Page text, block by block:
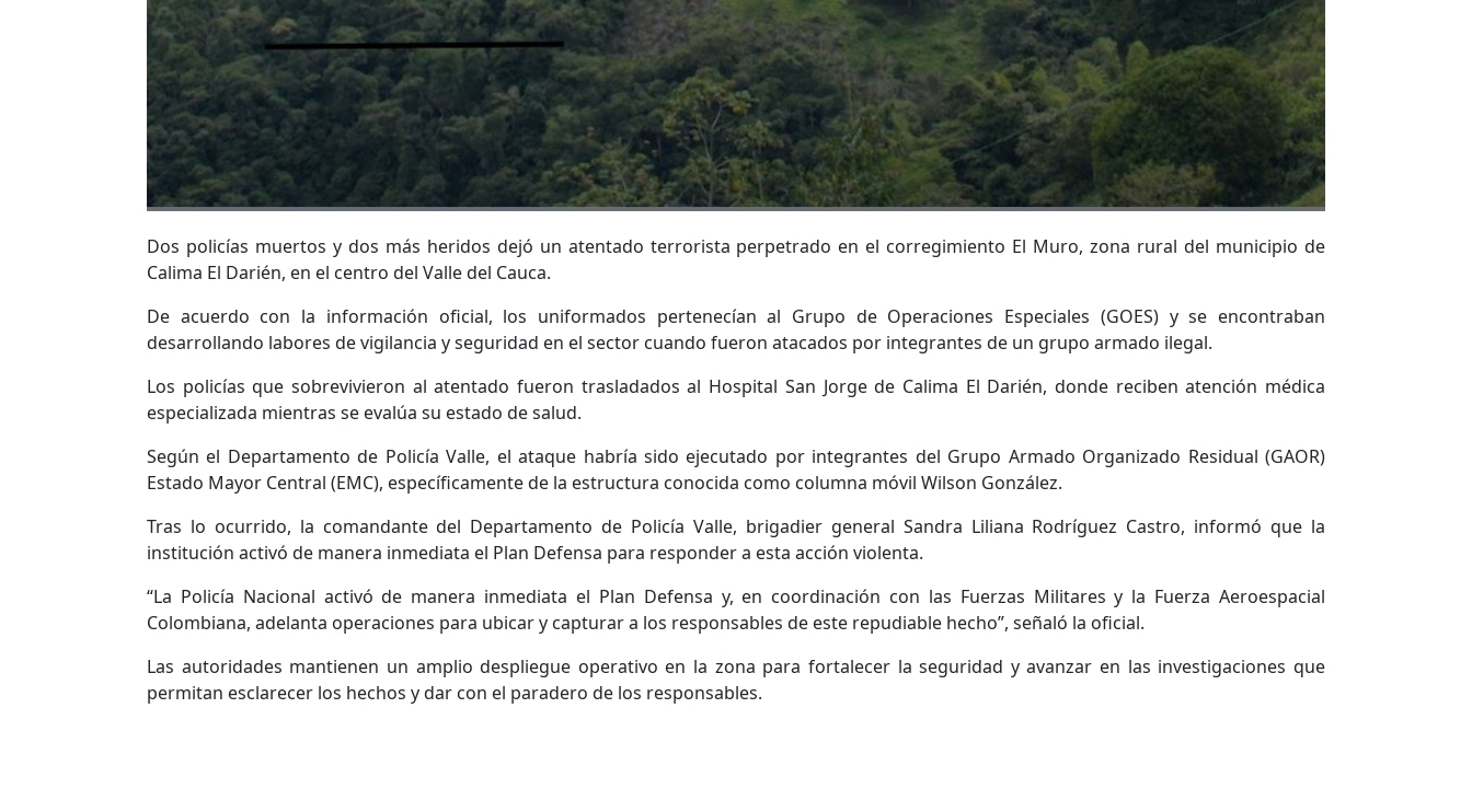
Dos policías muertos y dos más heridos dejó un atentado terrorista perpetrado en el corregimiento El Muro, zona rural del municipio de
Calima El Darién, en el centro del Valle del Cauca.
De acuerdo con la información oficial, los uniformados pertenecían al Grupo de Operaciones Especiales (GOES) y se encontraban
desarrollando labores de vigilancia y seguridad en el sector cuando fueron atacados por integrantes de un grupo armado ilegal.
Los policías que sobrevivieron al atentado fueron trasladados al Hospital San Jorge de Calima El Darién, donde reciben atención médica
especializada mientras se evalúa su estado de salud.
Según el Departamento de Policía Valle, el ataque habría sido ejecutado por integrantes del Grupo Armado Organizado Residual (GAOR)
Estado Mayor Central (EMC), específicamente de la estructura conocida como columna móvil Wilson González.
Tras lo ocurrido, la comandante del Departamento de Policía Valle, brigadier general Sandra Liliana Rodríguez Castro, informó que la
institución activó de manera inmediata el Plan Defensa para responder a esta acción violenta.
“La Policía Nacional activó de manera inmediata el Plan Defensa y, en coordinación con las Fuerzas Militares y la Fuerza Aeroespacial
Colombiana, adelanta operaciones para ubicar y capturar a los responsables de este repudiable hecho”, señaló la oficial.
Las autoridades mantienen un amplio despliegue operativo en la zona para fortalecer la seguridad y avanzar en las investigaciones que
permitan esclarecer los hechos y dar con el paradero de los responsables.